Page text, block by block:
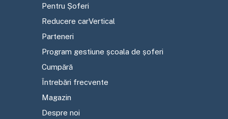
Pentru Șoferi
Reducere carVertical
Parteneri
Program gestiune școala de șoferi
Cumpără
Întrebări frecvente
Magazin
Despre noi